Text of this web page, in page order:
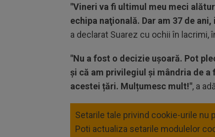
"Vineri va fi ultimul meu meci
echipa naţională. Dar am 37 de
a declarat Suarez cu ochii în
"Nu a fost o decizie ușoară. Pot
și că am privilegiul și mândria de
acestei țări. Mulțumesc mult!", a
Setarile tale privind cookie-urile
Poti actualiza setarile modulelor